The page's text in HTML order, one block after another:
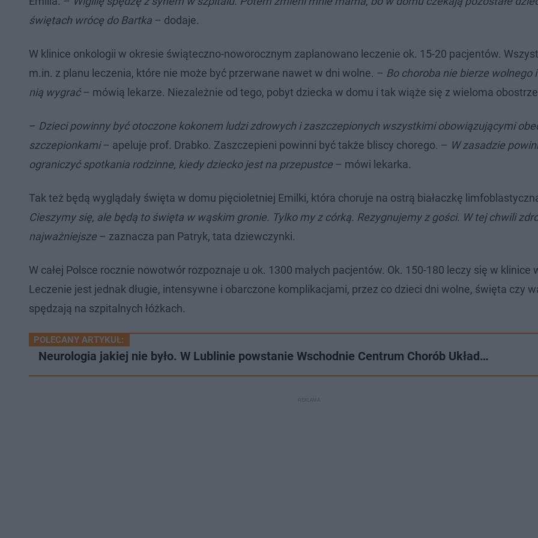
świętach wrócę do Bartka – dodaje.
W klinice onkologii w okresie świąteczno-noworocznym zaplanowano leczenie ok. 15-20 pacjentów.
m.in. z planu leczenia, które nie może być przerwane nawet w dni wolne. – Bo choroba nie bierze wolnego
nią wygrać– mówią lekarze. Niezależnie od tego, pobyt dziecka w domu i tak wiąże się z wieloma
– Dzieci powinny być otoczone kokonem ludzi zdrowych i zaszczepionych wszystkimi obowiązującymi
szczepionkami– apeluje prof. Drabko. Zaszczepieni powinni być także bliscy chorego. – W zasadzie
ograniczyć spotkania rodzinne, kiedy dziecko jest na przepustce – mówi lekarka.
Tak też będą wyglądały święta w domu pięcioletniej Emilki, która choruje na ostrą białaczkę
Cieszymy się, ale będą to święta w wąskim gronie. Tylko my z córką. Rezygnujemy z gości. W tej chwili
najważniejsze – zaznacza pan Patryk, tata dziewczynki.
W całej Polsce rocznie nowotwór rozpoznaje u ok. 1300 małych pacjentów. Ok. 150-180 leczy się w klinice
Leczenie jest jednak długie, intensywne i obarczone komplikacjami, przez co dzieci dni wolne, święta czy
spędzają na szpitalnych łóżkach.
POLECANY ARTYKUŁ:
Neurologia jakiej nie było. W Lublinie powstanie Wschodnie Centrum Chorób Układ…